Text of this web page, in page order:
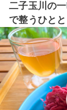
二子玉川の
で整うひとと